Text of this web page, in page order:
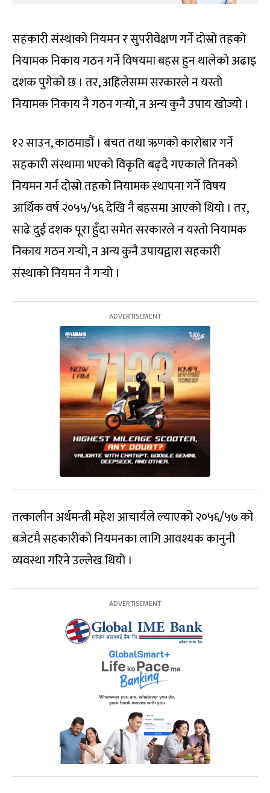
सहकारी संस्थाको नियमन र सुपरीवेक्षण गर्ने दोस्रो तहको
नियामक निकाय गठन गर्ने विषयमा बहस हुन थालेको अढाइ
दशक पुगेको छ । तर, अहिलेसम्म सरकारले न यस्तो
नियामक निकाय नै गठन गर्‍यो, न अन्य कुनै उपाय खोज्यो ।
१२ साउन, काठमाडौं । बचत तथा ऋणको कारोबार गर्ने
सहकारी संस्थामा भएको विकृति बढ्दै गएकाले तिनको
नियमन गर्न दोस्रो तहको नियामक स्थापना गर्ने विषय
आर्थिक वर्ष २०५५/५६ देखि नै बहसमा आएको थियो । तर,
साढे दुई दशक पूरा हुँदा समेत सरकारले न यस्तो नियामक
निकाय गठन गर्‍यो, न अन्य कुनै उपायद्वारा सहकारी
संस्थाको नियमन नै गर्‍यो ।
तत्कालीन अर्थमन्त्री महेश आचार्यले ल्याएको २०५६/५७ को
बजेटमै सहकारीको नियमनका लागि आवश्यक कानुनी
व्यवस्था गरिने उल्लेख थियो ।